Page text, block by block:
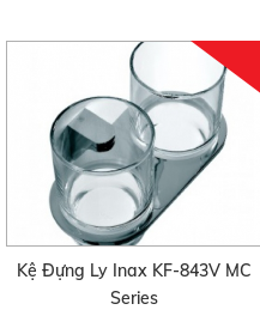
Kệ Đựng Ly Inax KF-843V MC
Series